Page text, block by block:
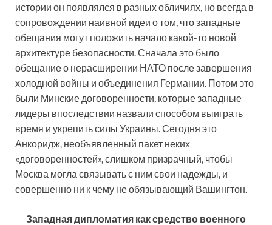
истории он появлялся в разных обличиях, но всегда в
сопровождении наивной идеи о том, что западные
обещания могут положить начало какой-то новой
архитектуре безопасности. Сначала это было
обещание о нерасширении НАТО после завершения
холодной войны и объединения Германии. Потом это
были Минские договоренности, которые западные
лидеры впоследствии назвали способом выиграть
время и укрепить силы Украины. Сегодня это
Анкоридж, необъявленный пакет неких
«договоренностей», слишком призрачный, чтобы
Москва могла связывать с ним свои надежды, и
совершенно ни к чему не обязывающий Вашингтон.
Западная дипломатия как средство военного